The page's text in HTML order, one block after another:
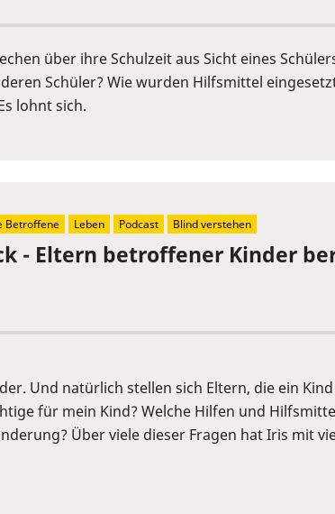
über ihre Schulzeit aus Sicht eines
Schüler? Wie wurden Hilfsmittel
lohnt sich.
- Eltern betroffener Kinder
Und natürlich stellen sich Eltern, die ein
für mein Kind? Welche Hilfen und
Über viele dieser Fragen hat Iris mit
Betroffene Leben Podcast Blind verstehen